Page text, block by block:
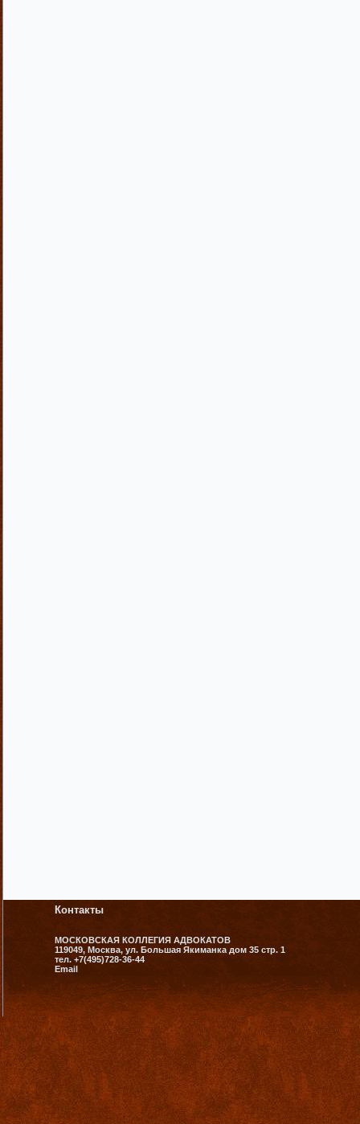
Контакты
МОСКОВСКАЯ КОЛЛЕГИЯ АДВОКАТОВ
119049, Москва, ул. Большая Якиманка дом 35 стр. 1
тел. +7(495)728-36-44
Email